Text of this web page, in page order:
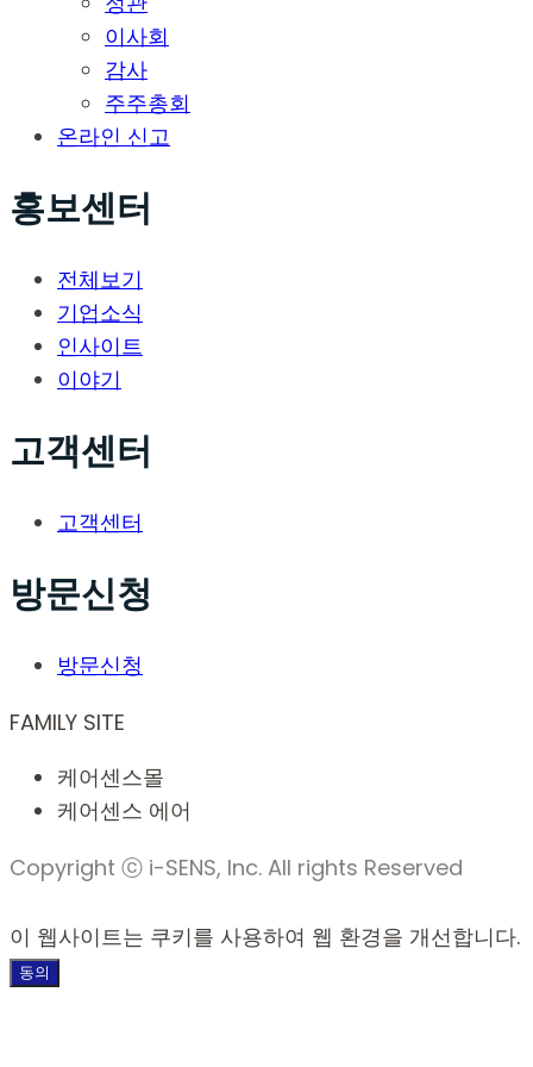
이사회
감사
주주총회
온라인 신고
홍보센터
전체보기
기업소식
인사이트
이야기
고객센터
고객센터
방문신청
방문신청
FAMILY SITE
케어센스몰
케어센스 에어
Copyright ⓒ i-SENS, Inc. All rights Reserved
이 웹사이트는 쿠키를 사용하여 웹 환경을 개선합니다.
동의